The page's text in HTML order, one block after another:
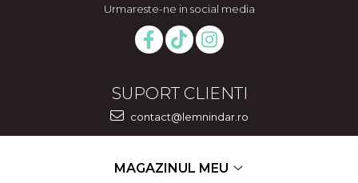
Urmareste-ne in social media
SUPORT CLIENTI
contact@lemnindar.ro
MAGAZINUL MEU